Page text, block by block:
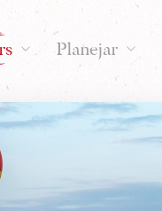
Planejar